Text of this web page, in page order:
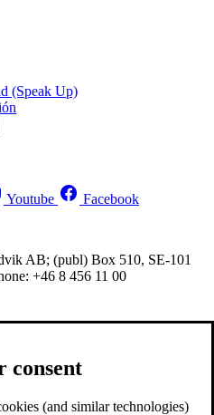
(Speak Up)
Youtube Facebook
AB; (publ) Box 510, SE-101
+46 8 456 11 00
consent
(and similar technologies)